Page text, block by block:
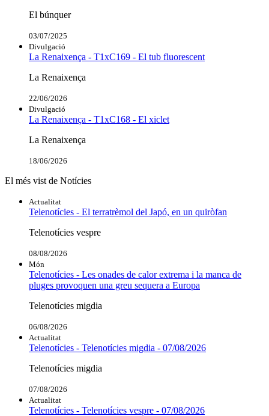
El búnquer
03/07/2025
Divulgació
La Renaixença - T1xC169 - El tub fluorescent
La Renaixença
22/06/2026
Divulgació
La Renaixença - T1xC168 - El xiclet
La Renaixença
18/06/2026
El més vist de Notícies
Actualitat
Telenotícies - El terratrèmol del Japó, en un quiròfan
Telenotícies vespre
08/08/2026
Món
Telenotícies - Les onades de calor extrema i la manca de
pluges provoquen una greu sequera a Europa
Telenotícies migdia
06/08/2026
Actualitat
Telenotícies - Telenotícies migdia - 07/08/2026
Telenotícies migdia
07/08/2026
Actualitat
Telenotícies - Telenotícies vespre - 07/08/2026